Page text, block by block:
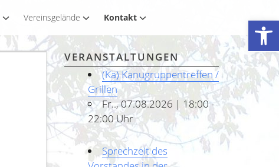
Werkzeugleiste öffnen
Vereinsgelände Kontakt
VERANSTALTUNGEN
(Ka) Kanugruppentreffen /
Grillen
Fr.., 07.08.2026 | 18:00 -
22:00 Uhr
Sprechzeit des